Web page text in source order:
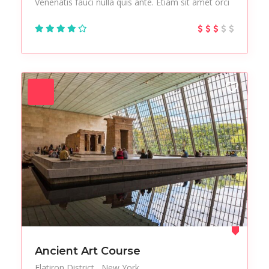
Ancient Art Course